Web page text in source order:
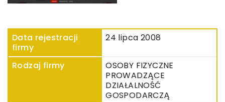
Data rejestracji
firmy
24 lipca 2008
Rodzaj firmy
OSOBY FIZYCZNE
PROWADZĄCE
DZIAŁALNOŚĆ
GOSPODARCZĄ